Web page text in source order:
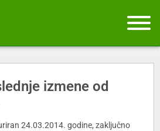
izmene od
24.03.2014. godine, zaključno